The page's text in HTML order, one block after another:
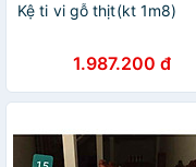
Kệ ti vi gỗ thịt(kt 1m8)
1.987.200 đ